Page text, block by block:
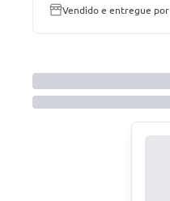
Vendido e entregue por